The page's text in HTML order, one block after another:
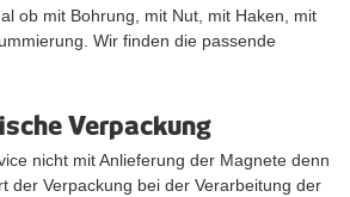
ob mit Bohrung, mit Nut, mit Haken, mit
Wir finden die passende
Verpackung
nicht mit Anlieferung der Magnete denn
der Verpackung bei der Verarbeitung der